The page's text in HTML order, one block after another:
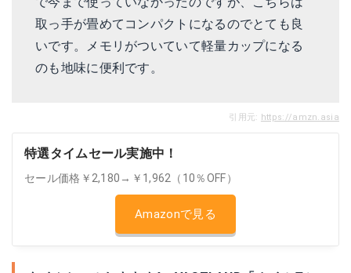
取っ手が畳めてコンパクトになるのでとても良
いです。メモリがついていて軽量カップになる
のも地味に便利です。
引用元: https://amzn.asia
特選タイムセール実施中！
セール価格￥2,180→￥1,962（10％OFF）
Amazonで見る